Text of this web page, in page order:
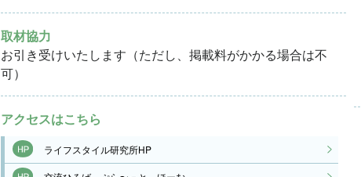
取材協力
お引き受けいたします（ただし、掲載料がかかる場合は不
可）
アクセスはこちら
ライフスタイル研究所HP